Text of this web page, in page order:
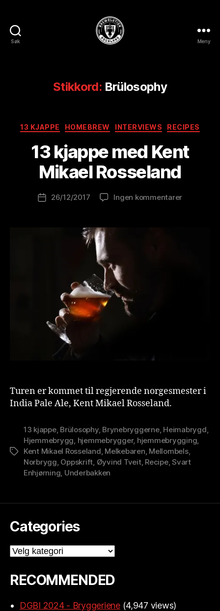
Søk Meny
Stikkord: Brülosophy
Kategorier
13 KJAPPE HOMEBREW INTERVIEWS RECIPES
13 kjappe med Kent
Mikael Rosseland
Innleggsforfatter
v
r
w
l
Publiseringsdato
26/12/2017 Ingen kommentarertil
Turen er kommet til regjerende norgesmester i
India Pale Ale, Kent Mikael Rosseland.
Stikkord
13 kjappe, Brülosophy, Brynebryggerne, Heimabrygd,
Hjemmebrygg, hjemmebrygger, hjemmebrygging,
Kent Mikael Rosseland, Melkebaren, Mellombels,
Norbrygg, Oppskrift, Øyvind Tveit, Recipe,Svart
Enhjørning, Underbakken
Categories
Categories
RECOMMENDED
DGBI 2024 - Bryggeriene (4,947 views)